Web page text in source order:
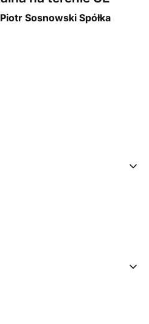
Sosnowski Spółka